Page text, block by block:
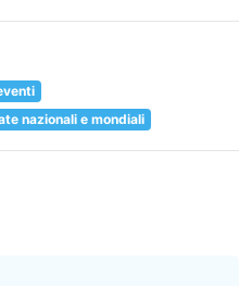
nazionali e mondiali